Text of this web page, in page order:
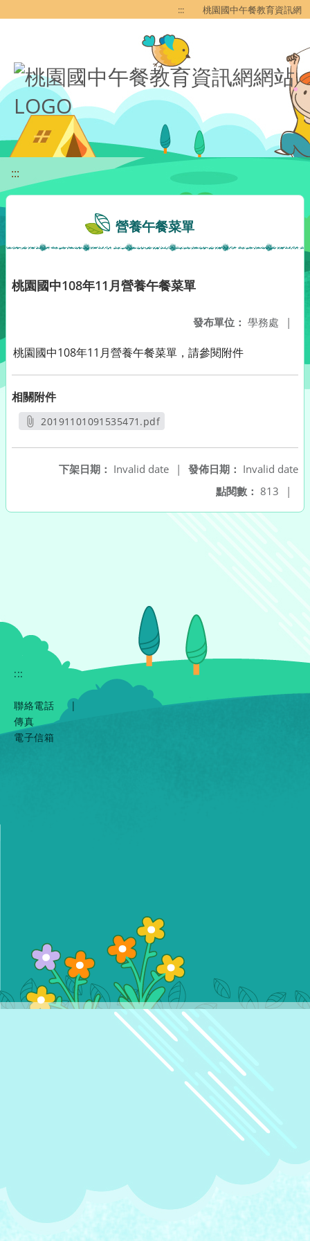
::: 桃園國中午餐教育資訊網
:::
營養午餐菜單
桃園國中108年11月營養午餐菜單
發布單位： 學務處 |
桃園國中108年11月營養午餐菜單，請參閱附件
相關附件
20191101091535471.pdf
發佈日期： Invalid date
下架日期： Invalid date
|
點閱數： 813 |
:::
聯絡電話
|
傳真
電子信箱